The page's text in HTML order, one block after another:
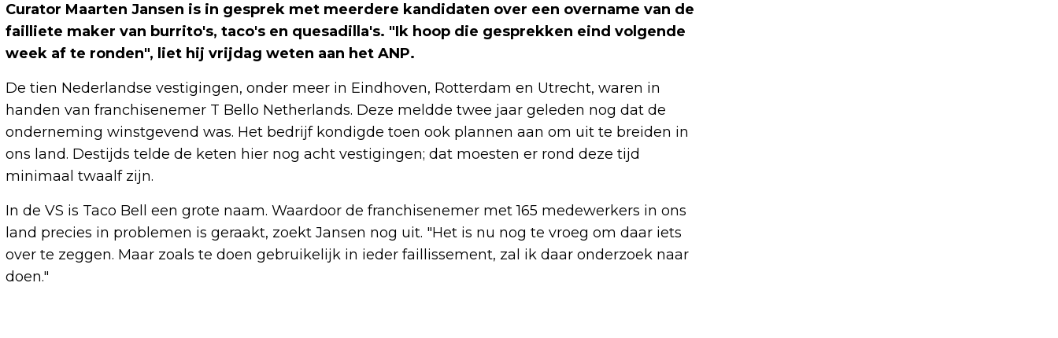
Curator Maarten Jansen is in gesprek met meerdere kandidaten over een overname van de
failliete maker van burrito's, taco's en quesadilla's. "Ik hoop die gesprekken eind volgende
week af te ronden", liet hij vrijdag weten aan het ANP.
De tien Nederlandse vestigingen, onder meer in Eindhoven, Rotterdam en Utrecht, waren in
handen van franchisenemer T Bello Netherlands. Deze meldde twee jaar geleden nog dat de
onderneming winstgevend was. Het bedrijf kondigde toen ook plannen aan om uit te breiden in
ons land. Destijds telde de keten hier nog acht vestigingen; dat moesten er rond deze tijd
minimaal twaalf zijn.
In de VS is Taco Bell een grote naam. Waardoor de franchisenemer met 165 medewerkers in ons
land precies in problemen is geraakt, zoekt Jansen nog uit. "Het is nu nog te vroeg om daar iets
over te zeggen. Maar zoals te doen gebruikelijk in ieder faillissement, zal ik daar onderzoek naar
doen."